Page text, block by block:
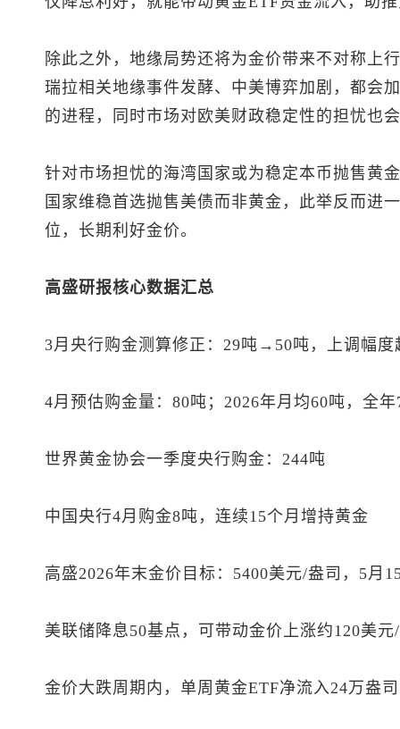
除此之外，地缘局势还将为金价带来不对称上
瑞拉相关地缘事件发酵、中美博弈加剧，都会
的进程，同时市场对欧美财政稳定性的担忧也
针对市场担忧的海湾国家或为稳定本币抛售黄
国家维稳首选抛售美债而非黄金，此举反而进
位，长期利好金价。
高盛研报核心数据汇总
3月央行购金测算修正：29吨→50吨，上调幅度
4月预估购金量：80吨；2026年月均60吨，全年
世界黄金协会一季度央行购金：244吨
中国央行4月购金8吨，连续15个月增持黄金
高盛2026年末金价目标：5400美元/盎司，5月
美联储降息50基点，可带动金价上涨约120美元
金价大跌周期内，单周黄金ETF净流入24万盎司